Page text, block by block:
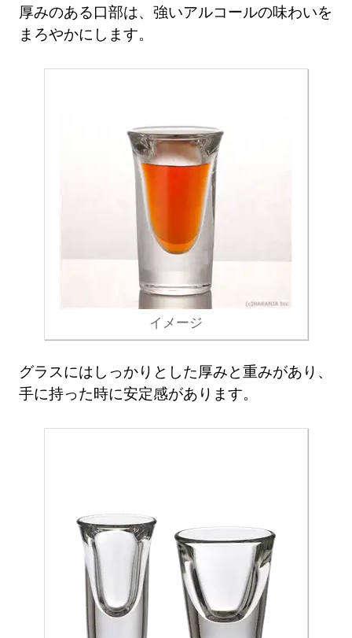
厚みのある口部は、強いアルコールの味わいを
まろやかにします。
イメージ
グラスにはしっかりとした厚みと重みがあり、
手に持った時に安定感があります。